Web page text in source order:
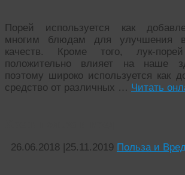
Порей используется как
многим блюдам для улучшения
качеств. Кроме того, лук-
положительно влияет на наше
поэтому широко используется как
средство от различных … Читать
26.06.2018 25.11.2019 Польза и